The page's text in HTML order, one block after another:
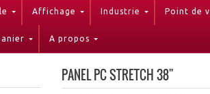
Affichage Industrie Point de
A propos
PANEL PC STRETCH 38''